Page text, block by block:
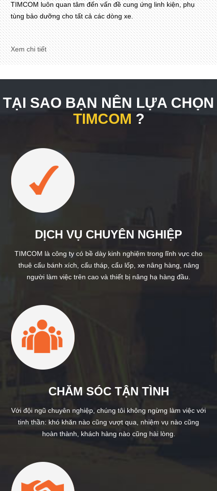
TIMCOM luôn quan tâm đến vấn đề cung ứng linh kiện, phụ
tùng bảo dưỡng cho tất cả các dòng xe.
Xem chi tiết
TẠI SAO BẠN NÊN LỰA CHỌN
TIMCOM ?
DỊCH VỤ CHUYÊN NGHIỆP
TIMCOM là công ty có bề dày kinh nghiệm trong lĩnh vực cho
thuê cẩu bánh xích, cẩu tháp, cẩu lốp, xe nâng hàng, nâng
người làm việc trên cao và thiết bị nâng hạ hàng đầu.
CHĂM SÓC TẬN TÌNH
Với đội ngũ chuyên nghiệp, chúng tôi không ngừng làm việc với
tinh thần: khó khăn nào cũng vượt qua, nhiệm vụ nào cũng
hoàn thành, khách hàng nào cũng hài lòng.